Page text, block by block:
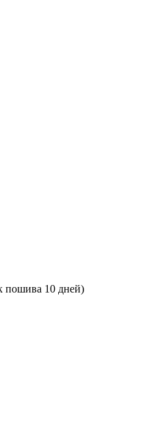
пошива 10 дней)